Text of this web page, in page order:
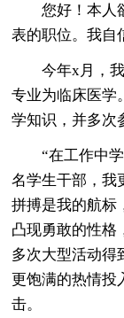
您好！本人
表的职位。我自
今年x月，
专业为临床医学
学知识，并多次
“在工作中
名学生干部，我
拼搏是我的航标
凸现勇敢的性格
多次大型活动得
更饱满的热情投
击。